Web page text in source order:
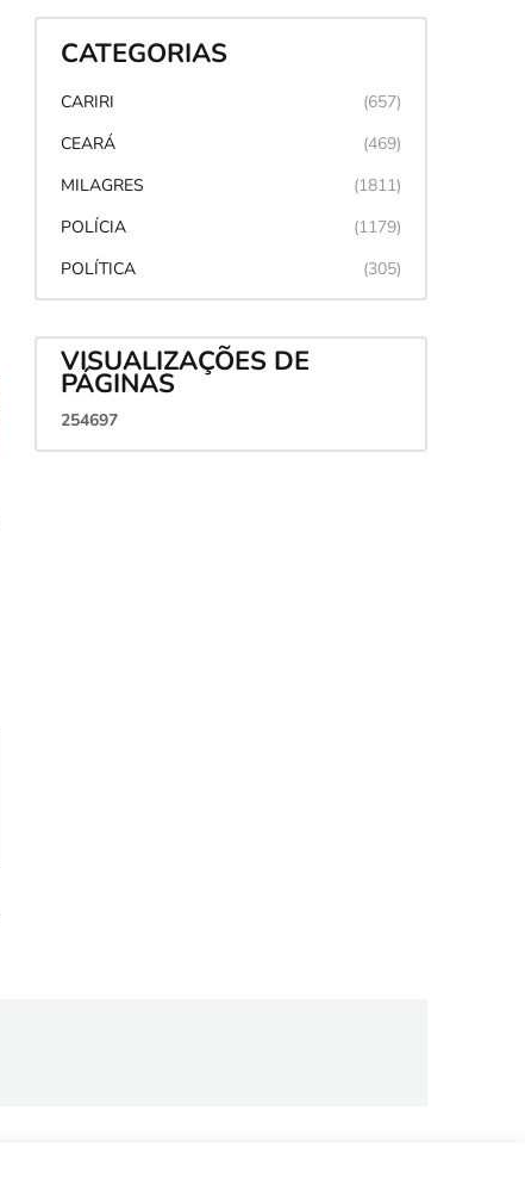
CATEGORIAS
CARIRI
(657)
CEARÁ
(469)
MILAGRES
(1811)
POLÍCIA
(1179)
POLÍTICA
(305)
VISUALIZAÇÕES DE
PÁGINAS
254697